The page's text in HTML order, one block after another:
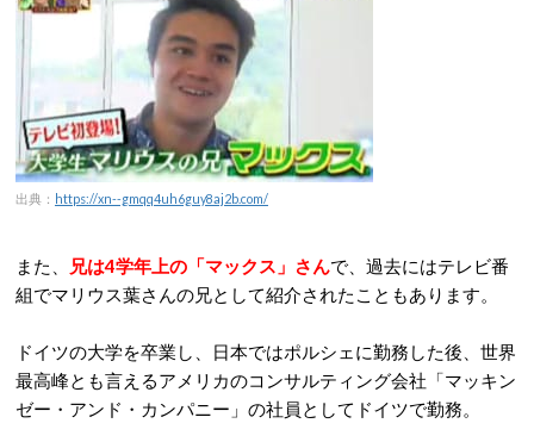
出典： https://xn--gmqq4uh6guy8aj2b.com/
また、 兄は4学年上の「マックス」さんで、過去にはテレビ番
組でマリウス葉さんの兄として紹介されたこともあります。
ドイツの大学を卒業し、日本ではポルシェに勤務した後、世界
最高峰とも言えるアメリカのコンサルティング会社「マッキン
ゼー・アンド・カンパニー」の社員としてドイツで勤務。